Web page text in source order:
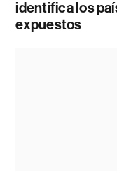
identifica los
expuestos